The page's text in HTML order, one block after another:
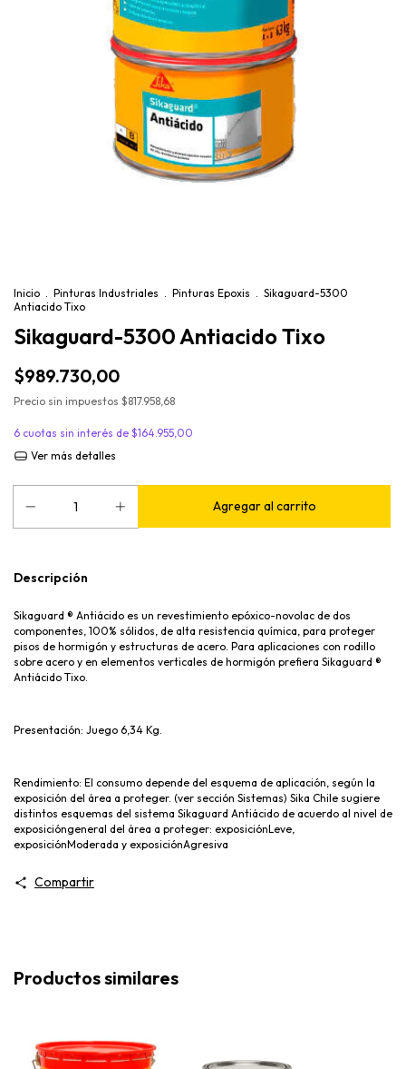
Inicio Pinturas Industriales Pinturas Epoxis
Sikaguard-5300
Antiacido Tixo
Sikaguard-5300 Antiacido Tixo
$989.730,00
Precio sin impuestos $817.958,68
6 cuotas sin interés de $164.955,00
Ver más detalles
Descripción
Sikaguard ® Antiácido es un revestimiento epóxico-novolac de dos
componentes, 100% sólidos, de alta resistencia química, para proteger
pisos de hormigón y estructuras de acero. Para aplicaciones con rodillo
sobre acero y en elementos verticales de hormigón prefiera Sikaguard ®
Antiácido Tixo.
Presentación: Juego 6,34 Kg.
Rendimiento: El consumo depende del esquema de aplicación, según la
exposición del área a proteger. (ver sección Sistemas) Sika Chile sugiere
distintos esquemas del sistema Sikaguard Antiácido de acuerdo al nivel de
exposicióngeneral del área a proteger: exposiciónLeve,
exposiciónModerada y exposiciónAgresiva
Compartir
Productos similares